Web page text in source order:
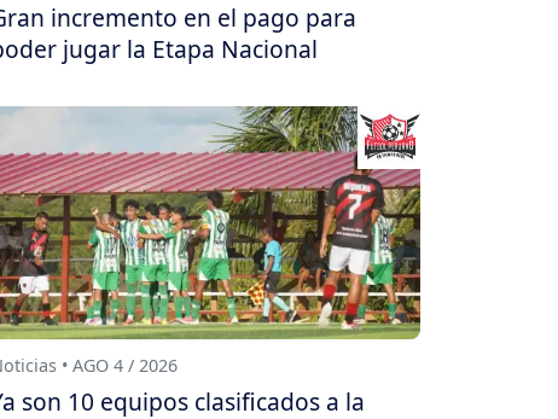
incremento en el pago para
jugar la Etapa Nacional
• AGO 4 / 2026
son 10 equipos clasificados a la